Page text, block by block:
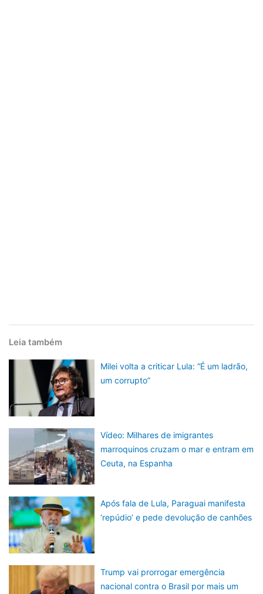
Leia também
Milei volta a criticar Lula: “É um ladrão,
um corrupto”
Vídeo: Milhares de imigrantes
marroquinos cruzam o mar e entram em
Ceuta, na Espanha
Após fala de Lula, Paraguai manifesta
‘repúdio’ e pede devolução de canhões
Trump vai prorrogar emergência
nacional contra o Brasil por mais um